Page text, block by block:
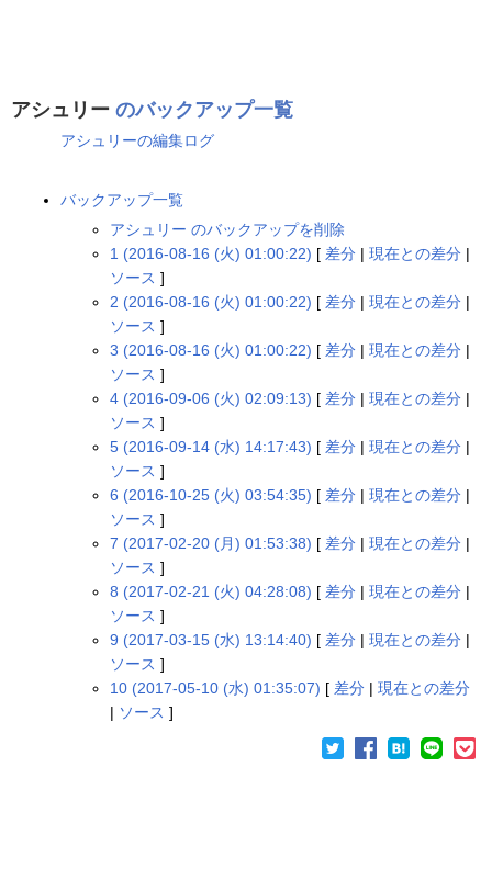
アシュリー のバックアップ一覧
アシュリーの編集ログ
バックアップ一覧
アシュリー のバックアップを削除
1 (2016-08-16 (火) 01:00:22) [ 差分 | 現在との差分 |
ソース ]
2 (2016-08-16 (火) 01:00:22) [ 差分 | 現在との差分 |
ソース ]
3 (2016-08-16 (火) 01:00:22) [ 差分 | 現在との差分 |
ソース ]
4 (2016-09-06 (火) 02:09:13) [ 差分 | 現在との差分 |
ソース ]
5 (2016-09-14 (水) 14:17:43) [ 差分 | 現在との差分 |
ソース ]
6 (2016-10-25 (火) 03:54:35) [ 差分 | 現在との差分 |
ソース ]
7 (2017-02-20 (月) 01:53:38) [ 差分 | 現在との差分 |
ソース ]
8 (2017-02-21 (火) 04:28:08) [ 差分 | 現在との差分 |
ソース ]
9 (2017-03-15 (水) 13:14:40) [ 差分 | 現在との差分 |
ソース ]
10 (2017-05-10 (水) 01:35:07) [ 差分 | 現在との差分
| ソース ]